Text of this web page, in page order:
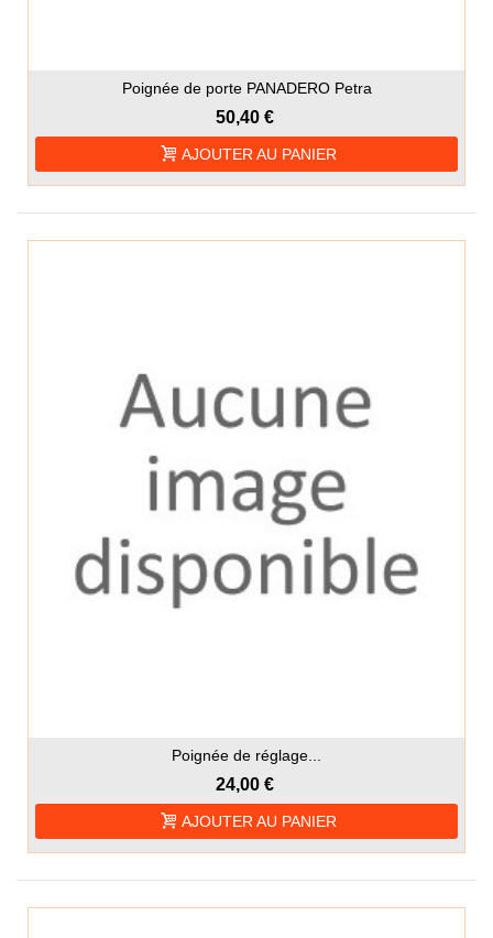
Poignée de porte PANADERO Petra
50,40 €
AJOUTER AU PANIER
Poignée de réglage...
24,00 €
AJOUTER AU PANIER